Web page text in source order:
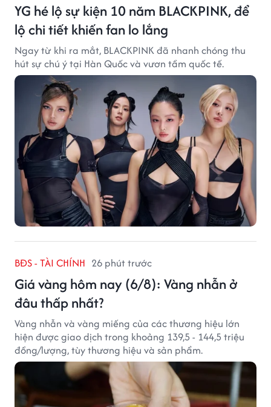
YG hé lộ sự kiện 10 năm BLACKPINK, để
lộ chi tiết khiến fan lo lắng
Ngay từ khi ra mắt, BLACKPINK đã nhanh chóng thu
hút sự chú ý tại Hàn Quốc và vươn tầm quốc tế.
BĐS - TÀI CHÍNH 26 phút trước
Giá vàng hôm nay (6/8): Vàng nhẫn ở
đâu thấp nhất?
Vàng nhẫn và vàng miếng của các thương hiệu lớn
hiện được giao dịch trong khoảng 139,5 - 144,5 triệu
đồng/lượng, tùy thương hiệu và sản phẩm.